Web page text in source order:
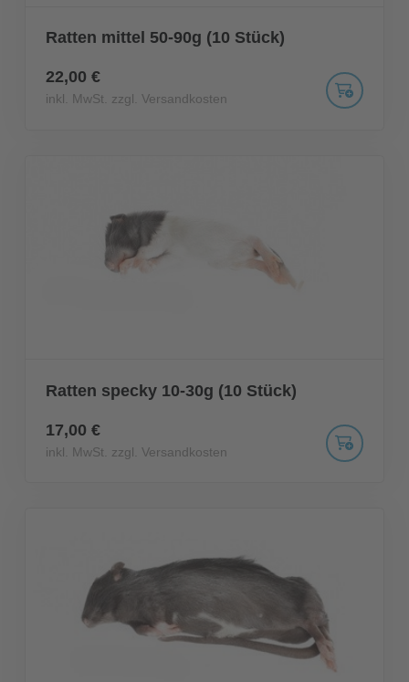
Ratten mittel 50-90g (10 Stück)
22,00 €
inkl. MwSt. zzgl. Versandkosten
Ratten specky 10-30g (10 Stück)
17,00 €
inkl. MwSt. zzgl. Versandkosten